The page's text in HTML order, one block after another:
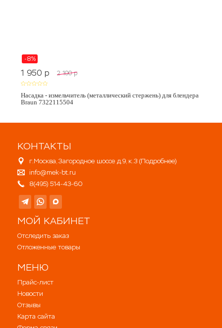
-8%
1 950 p 2 100 p
Насадка - измельчитель (металлический стержень) для блендера
Braun 7322115504
КОНТАКТЫ
г.Москва, Загородное шоссе д.9, к.3 (Подробнее)
info@mek-bt.ru
8(495) 514-43-60
МОЙ КАБИНЕТ
Отследить заказ
Отложенные товары
МЕНЮ
Прайс-лист
Новости
Отзывы
Карта сайта